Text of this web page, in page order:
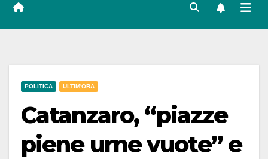
POLITICA ULTIM'ORA
Catanzaro, “piazze
piene urne vuote” e